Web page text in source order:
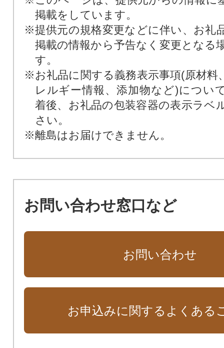
掲載をしています。
※提供元の規格変更などに伴い、お礼
掲載の情報から予告なく変更となる
す。
※お礼品に関する義務表示事項(原材料
レルギー情報、添加物など)につい
着後、お礼品の包装容器の表示ラベ
さい。
※離島はお届けできません。
お問い合わせ窓口など
お問い合わせ
お申込みに関するよくある